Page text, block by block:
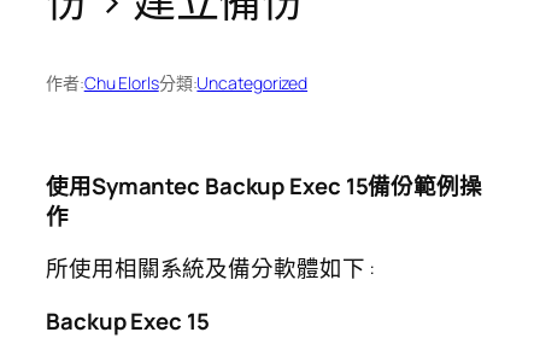
作者:Chu Elorls分類:Uncategorized
使用Symantec Backup Exec 15備份範例操
作
所使用相關系統及備分軟體如下 :
Backup Exec 15